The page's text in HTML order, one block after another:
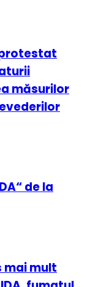
protestat
măsurilor
de la
mai mult